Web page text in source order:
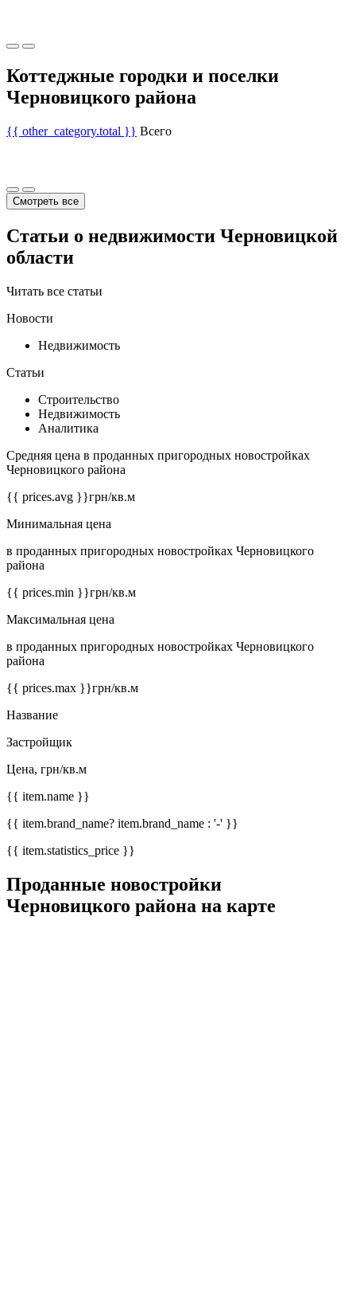
Коттеджные городки и поселки
Черновицкого района
{{ other_category.total }} Всего
Смотреть все
Статьи о недвижимости Черновицкой
области
Читать все статьи
Новости
Недвижимость
Статьи
Строительство
Недвижимость
Аналитика
Средняя цена в проданных пригородных новостройках
Черновицкого района
{{ prices.avg }}грн/кв.м
Минимальная цена
в проданных пригородных новостройках Черновицкого
района
{{ prices.min }}грн/кв.м
Максимальная цена
в проданных пригородных новостройках Черновицкого
района
{{ prices.max }}грн/кв.м
Название
Застройщик
Цена, грн/кв.м
{{ item.name }}
{{ item.brand_name? item.brand_name : '-' }}
{{ item.statistics_price }}
Проданные новостройки
Черновицкого района на карте